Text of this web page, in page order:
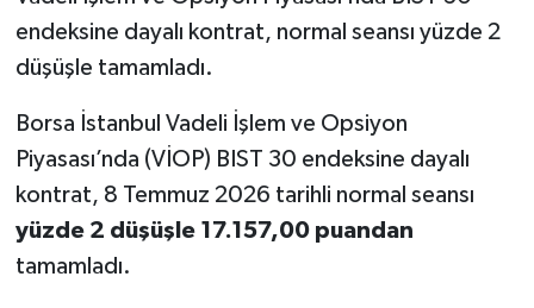
endeksine dayalı kontrat, normal seansı yüzde 2
düşüşle tamamladı.
Borsa İstanbul Vadeli İşlem ve Opsiyon
Piyasası’nda (VİOP) BIST 30 endeksine dayalı
kontrat, 8 Temmuz 2026 tarihli normal seansı
yüzde 2 düşüşle 17.157,00 puandan
tamamladı.